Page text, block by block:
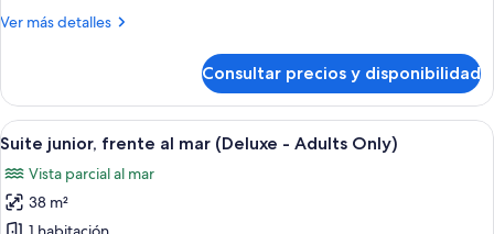
Adults
Ver más detalles
Más
junior
(Deluxe-
Adults
Consultar precios y disponibilidad
Abrir
todas
las
fotos
Una cama con dosel, un televisor,
6
Suite junior, frente al mar (Deluxe - Adults Only)
Vista parcial al mar
38 m²